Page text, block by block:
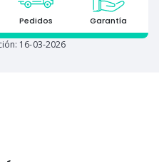
Pedidos Garantía
16-03-2026